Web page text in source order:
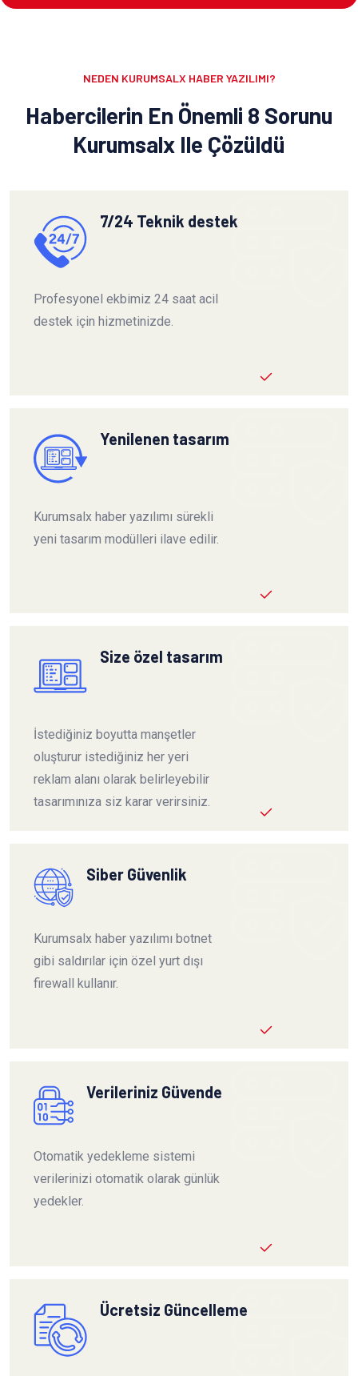
NEDEN KURUMSALX HABER YAZILIMI?
Habercilerin En Önemli 8 Sorunu
Kurumsalx Ile Çözüldü
7/24 Teknik destek
Profesyonel ekbimiz 24 saat acil
destek için hizmetinizde.
Yenilenen tasarım
Kurumsalx haber yazılımı sürekli
yeni tasarım modülleri ilave edilir.
Size özel tasarım
İstediğiniz boyutta manşetler
oluşturur istediğiniz her yeri
reklam alanı olarak belirleyebilir
tasarımınıza siz karar verirsiniz.
Siber Güvenlik
Kurumsalx haber yazılımı botnet
gibi saldırılar için özel yurt dışı
firewall kullanır.
Verileriniz Güvende
Otomatik yedekleme sistemi
verilerinizi otomatik olarak günlük
yedekler.
Ücretsiz Güncelleme